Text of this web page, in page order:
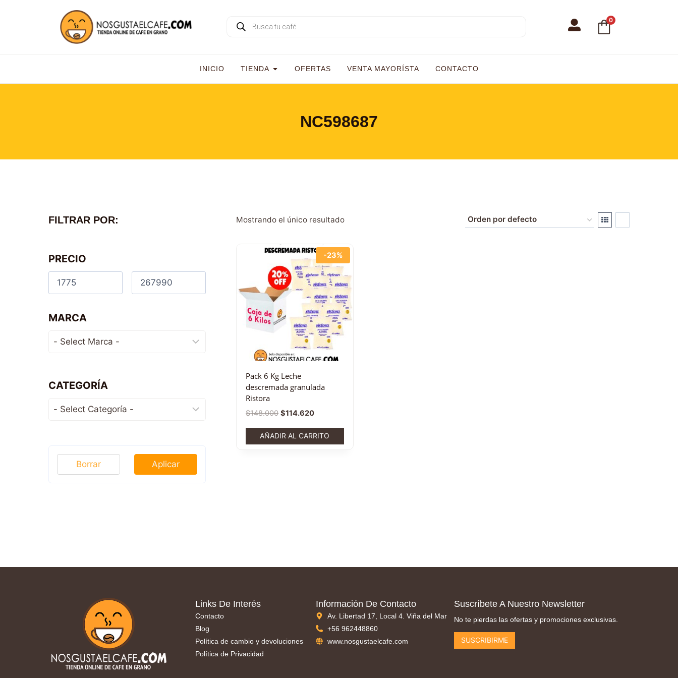
0
INICIO TIENDA OFERTAS VENTA MAYORÍSTA CONTACTO
NC598687
Mostrando el único resultado
-23%
Pack 6 Kg Leche
descremada granulada
Ristora
$148.000 $114.620
AÑADIR AL CARRITO
FILTRAR POR:
PRECIO
MARCA
CATEGORÍA
Aplicar
Borrar
Links De Interés
Contacto
Blog
Política de cambio y devoluciones
Política de Privacidad
Información De Contacto
Av. Libertad 17, Local 4. Viña del Mar
+56 962448860
www.nosgustaelcafe.com
Suscríbete A Nuestro Newsletter
No te pierdas las ofertas y promociones exclusivas.
SUSCRIBIRME